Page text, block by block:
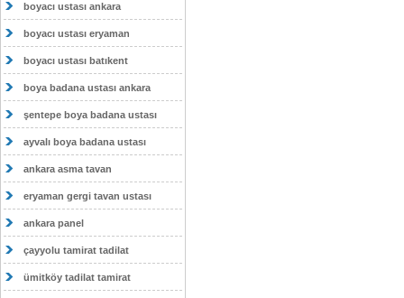
boyacı ustası ankara
boyacı ustası eryaman
boyacı ustası batıkent
boya badana ustası ankara
şentepe boya badana ustası
ayvalı boya badana ustası
ankara asma tavan
eryaman gergi tavan ustası
ankara panel
çayyolu tamirat tadilat
ümitköy tadilat tamirat